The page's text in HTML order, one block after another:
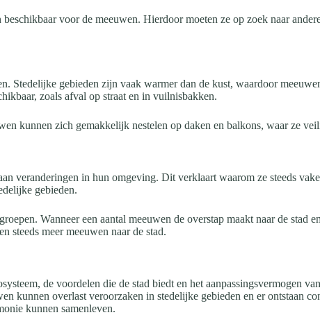
voor de meeuwen. Hierdoor moeten ze op zoek naar
gebieden zijn vaak warmer dan de kust, waardoor
zoals afval op straat en in vuilnisbakken.
kunnen zich gemakkelijk nestelen op daken en balkons, waar ze
veranderingen in hun omgeving. Dit verklaart waarom ze steeds
gebieden.
Wanneer een aantal meeuwen de overstap maakt naar de stad
steeds meer meeuwen naar de stad.
de voordelen die de stad biedt en het aanpassingsvermogen
kunnen overlast veroorzaken in stedelijke gebieden en er ontstaan
kunnen samenleven.